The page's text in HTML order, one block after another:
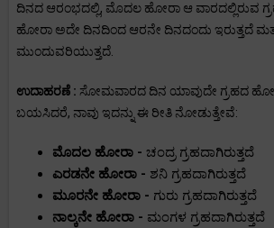
ದಿನದ ಆರಂಭದಲ್ಲಿ, ಮೊದಲ ಹೋರಾ ಆ ವಾರದಲ್ಲಿರುವ
ಹೋರಾ ಅದೇ ದಿನದಿಂದ ಆರನೇ ದಿನದಂದು ಇರುತ್ತದೆ
ಮುಂದುವರಿಯುತ್ತದೆ.
ಉದಾಹರಣೆ : ಸೋಮವಾರದ ದಿನ ಯಾವುದೇ ಗ್ರಹದ
ಬಯಸಿದರೆ, ನಾವು ಇದನ್ನು ಈ ರೀತಿ ನೋಡುತ್ತೇವೆ:
ಮೊದಲ ಹೋರಾ - ಚಂದ್ರ ಗ್ರಹದಾಗಿರುತ್ತದೆ
ಎರಡನೇ ಹೋರಾ - ಶನಿ ಗ್ರಹದಾಗಿರುತ್ತದೆ
ಮೂರನೇ ಹೋರಾ - ಗುರು ಗ್ರಹದಾಗಿರುತ್ತದೆ
ನಾಲ್ಕನೇ ಹೋರಾ - ಮಂಗಳ ಗ್ರಹದಾಗಿರುತ್ತದೆ